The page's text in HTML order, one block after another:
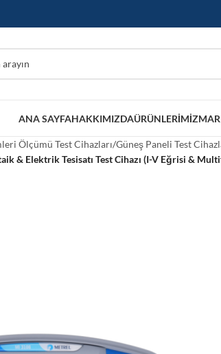
ANA SAYFAHAKKIMIZDAÜRÜNLERIMIZ
Ölçümü Test Cihazları/Güneş Paneli Test
& Elektrik Tesisatı Test Cihazı (I-V Eğrisi &